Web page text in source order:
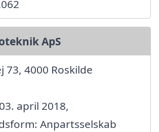
ApS
73, 4000 Roskilde
april 2018,
Anpartsselskab